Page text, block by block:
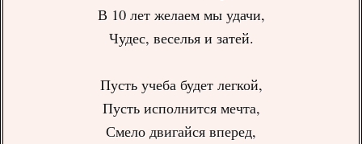
В 10 лет желаем мы удачи,
Чудес, веселья и затей.
Пусть учеба будет легкой,
Пусть исполнится мечта,
Смело двигайся вперед,